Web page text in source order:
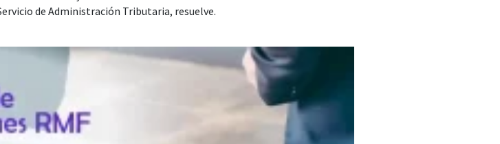
de Administración Tributaria, resuelve.